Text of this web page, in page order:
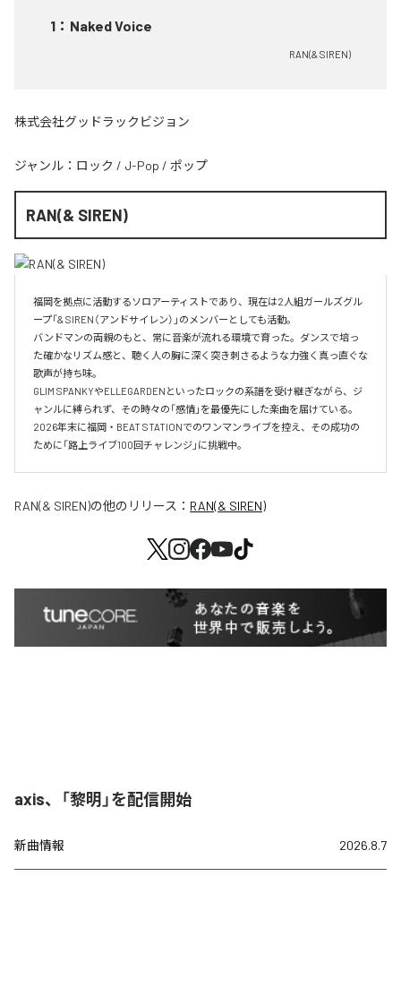
1 ： Naked Voice
RAN(& SIREN)
株式会社グッドラックビジョン
ジャンル： ロック / J-Pop / ポップ
RAN(& SIREN)
福岡を拠点に活動するソロアーティストであり、現在は2人組ガールズグル
ープ「& SIREN（アンドサイレン）」のメンバーとしても活動。
バンドマンの両親のもと、常に音楽が流れる環境で育った。ダンスで培っ
た確かなリズム感と、聴く人の胸に深く突き刺さるような力強く真っ直ぐな
歌声が持ち味。
GLIM SPANKYやELLEGARDENといったロックの系譜を受け継ぎながら、ジ
ャンルに縛られず、その時々の「感情」を最優先にした楽曲を届けている。
2026年末に福岡・BEAT STATIONでのワンマンライブを控え、その成功の
ために「路上ライブ100回チャレンジ」に挑戦中。
RAN(& SIREN)の他のリリース： RAN(& SIREN)
axis、「黎明」を配信開始
新曲情報 2026.8.7